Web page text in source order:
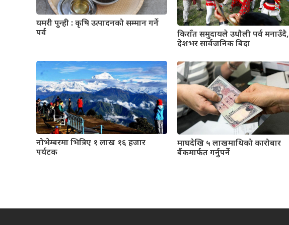
यमरी पुन्ही : कृषि उत्पादनको सम्मान गर्ने
पर्व
किराँत समुदायले उधौली पर्व मनाउँदै,
देशभर सार्वजनिक बिदा
नोभेम्बरमा भित्रिए १ लाख १६ हजार
पर्यटक
माघदेखि ५ लाखमाथिको कारोबार
बैंकमार्फत गर्नुपर्ने